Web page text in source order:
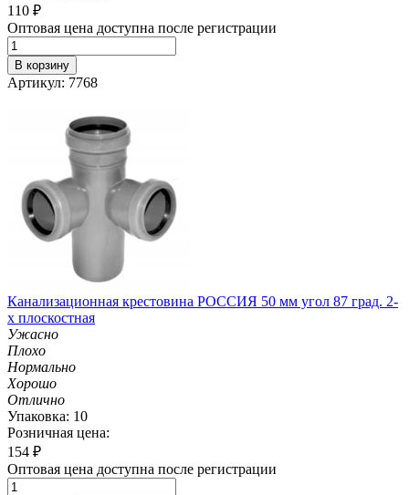
110 ₽
Оптовая цена доступна после регистрации
В корзину
Артикул: 7768
Канализационная крестовина РОССИЯ 50 мм угол 87 град. 2-
х плоскостная
Ужасно
Плохо
Нормально
Хорошо
Отлично
Упаковка: 10
Розничная цена:
154 ₽
Оптовая цена доступна после регистрации